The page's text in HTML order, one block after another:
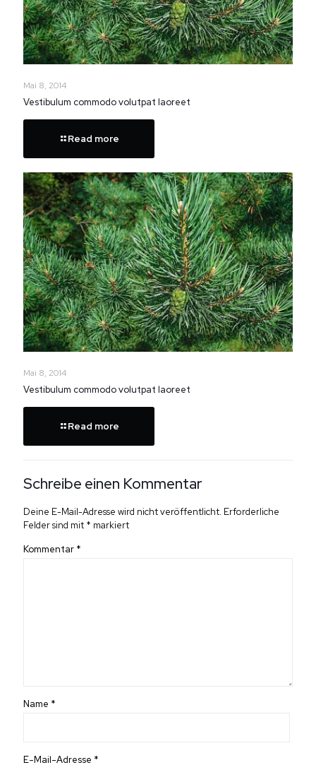
Mai 8, 2014
Vestibulum commodo volutpat laoreet
Read more
Mai 8, 2014
Vestibulum commodo volutpat laoreet
Read more
Schreibe einen Kommentar
Deine E-Mail-Adresse wird nicht veröffentlicht. Erforderliche
Felder sind mit * markiert
Kommentar *
Name *
E-Mail-Adresse *